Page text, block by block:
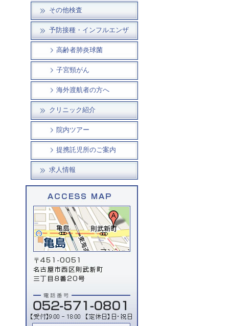
その他検査
予防接種・インフルエンザ
高齢者肺炎球菌
子宮頸がん
海外渡航者の方へ
クリニック紹介
院内ツアー
提携託児所のご案内
求人情報